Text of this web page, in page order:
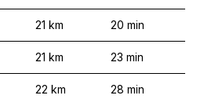
21 km 20 min
21 km 23 min
22 km 28 min